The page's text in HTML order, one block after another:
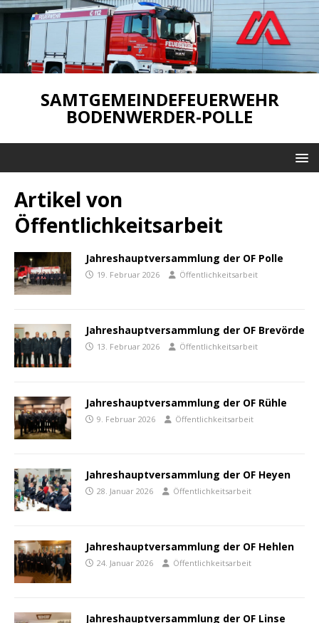
SAMTGEMEINDEFEUERWEHR
BODENWERDER-POLLE
Artikel von
Öffentlichkeitsarbeit
Jahreshauptversammlung der OF Polle
19. Februar 2026 Öffentlichkeitsarbeit
Jahreshauptversammlung der OF Brevörde
13. Februar 2026 Öffentlichkeitsarbeit
Jahreshauptversammlung der OF Rühle
9. Februar 2026 Öffentlichkeitsarbeit
Jahreshauptversammlung der OF Heyen
28. Januar 2026 Öffentlichkeitsarbeit
Jahreshauptversammlung der OF Hehlen
24. Januar 2026 Öffentlichkeitsarbeit
Jahreshauptversammlung der OF Linse